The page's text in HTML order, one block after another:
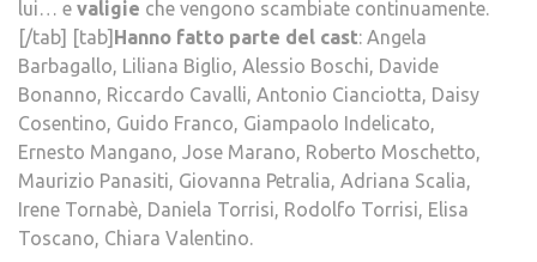
lui… e valigie che vengono scambiate continuamente.
[/tab] [tab] Hanno fatto parte del cast: Angela
Barbagallo, Liliana Biglio, Alessio Boschi, Davide
Bonanno, Riccardo Cavalli, Antonio Cianciotta, Daisy
Cosentino, Guido Franco, Giampaolo Indelicato,
Ernesto Mangano, Jose Marano, Roberto Moschetto,
Maurizio Panasiti, Giovanna Petralia, Adriana Scalia,
Irene Tornabè, Daniela Torrisi, Rodolfo Torrisi, Elisa
Toscano, Chiara Valentino.